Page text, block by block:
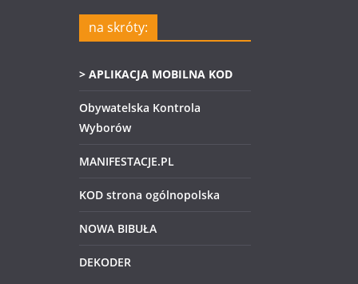
na skróty:
> APLIKACJA MOBILNA KOD
Obywatelska Kontrola
Wyborów
MANIFESTACJE.PL
KOD strona ogólnopolska
NOWA BIBUŁA
DEKODER